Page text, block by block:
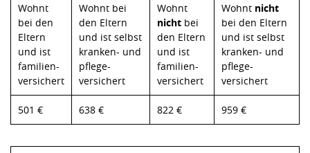
Wohnt
bei den
Eltern
und ist
familien-
versichert
Wohnt bei
den Eltern
und ist selbst
kranken- und
pflege-
versichert
Wohnt
nicht bei
den Eltern
und ist
familien-
versichert
Wohnt nicht
bei den Eltern
und ist selbst
kranken- und
pflege-
versichert
501 € 638 € 822 € 959 €